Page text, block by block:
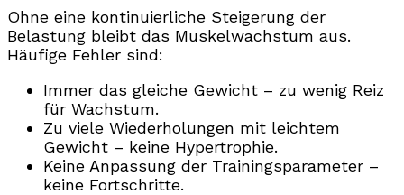
Ohne eine kontinuierliche Steigerung der
Belastung bleibt das Muskelwachstum aus.
Häufige Fehler sind:
Immer das gleiche Gewicht – zu wenig Reiz
für Wachstum.
Zu viele Wiederholungen mit leichtem
Gewicht – keine Hypertrophie.
Keine Anpassung der Trainingsparameter –
keine Fortschritte.